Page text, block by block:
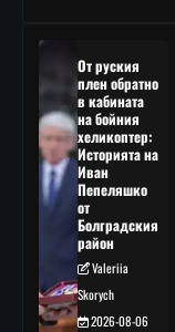
От руския
плен обратно
в кабината
на бойния
хеликоптер:
Историята на
Иван
Пепеляшко
от
Болградския
район
Valeriia
Skorych
2026-08-06